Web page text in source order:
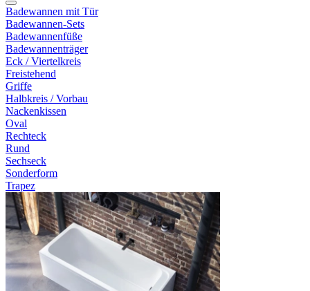
Badewannen mit Tür
Badewannen-Sets
Badewannenfüße
Badewannenträger
Eck / Viertelkreis
Freistehend
Griffe
Halbkreis / Vorbau
Nackenkissen
Oval
Rechteck
Rund
Sechseck
Sonderform
Trapez